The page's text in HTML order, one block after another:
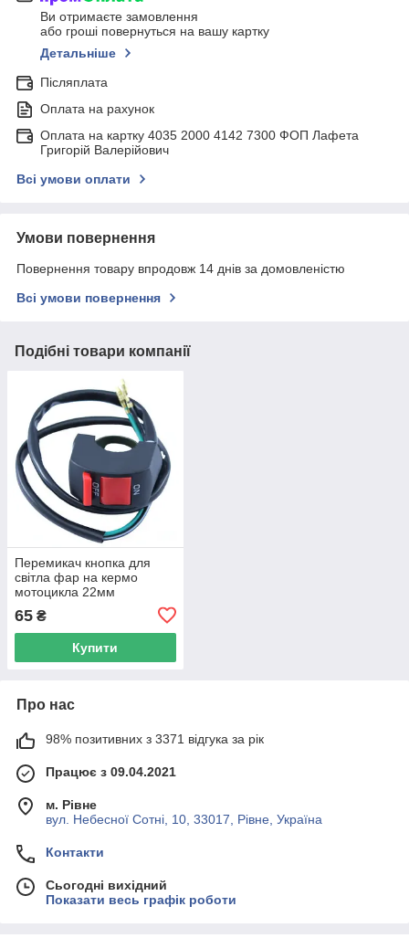
Ви отримаєте замовлення
або гроші повернуться на вашу картку
Детальніше
Післяплата
Оплата на рахунок
Оплата на картку 4035 2000 4142 7300 ФОП Лафета
Григорій Валерійович
Всі умови оплати
Умови повернення
Повернення товару впродовж 14 днів за домовленістю
Всі умови повернення
Подібні товари компанії
Перемикач кнопка для
світла фар на кермо
мотоцикла 22мм
65 ₴
Купити
Про нас
98% позитивних з 3371 відгука за рік
Працює з 09.04.2021
м. Рівне
вул. Небесної Сотні, 10, 33017, Рівне, Україна
Контакти
Сьогодні вихідний
Показати весь графік роботи